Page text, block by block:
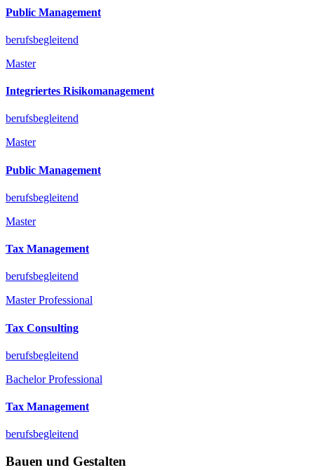
Public Management
berufsbegleitend
Master
Integriertes Risikomanagement
berufsbegleitend
Master
Public Management
berufsbegleitend
Master
Tax Management
berufsbegleitend
Master Professional
Tax Consulting
berufsbegleitend
Bachelor Professional
Tax Management
berufsbegleitend
Bauen und Gestalten